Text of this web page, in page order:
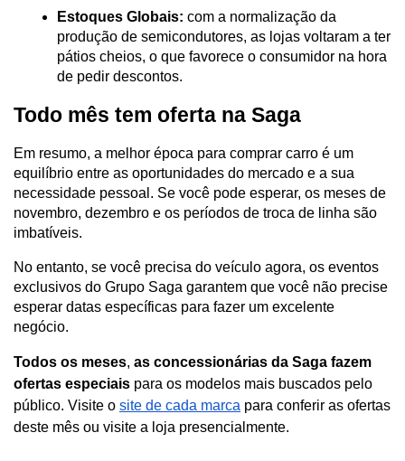
Estoques Globais: com a normalização da
produção de semicondutores, as lojas voltaram a ter
pátios cheios, o que favorece o consumidor na hora
de pedir descontos.
Todo mês tem oferta na Saga
Em resumo, a melhor época para comprar carro é um
equilíbrio entre as oportunidades do mercado e a sua
necessidade pessoal. Se você pode esperar, os meses de
novembro, dezembro e os períodos de troca de linha são
imbatíveis.
No entanto, se você precisa do veículo agora, os eventos
exclusivos do Grupo Saga garantem que você não precise
esperar datas específicas para fazer um excelente
negócio.
Todos os meses, as concessionárias da Saga fazem
ofertas especiais para os modelos mais buscados pelo
público. Visite o site de cada marca para conferir as ofertas
deste mês ou visite a loja presencialmente.